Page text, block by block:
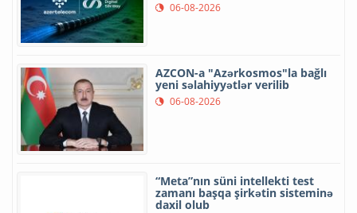
06-08-2026
AZCON-a "Azərkosmos"la bağlı
yeni səlahiyyətlər verilib
06-08-2026
“Meta”nın süni intellekti test
zamanı başqa şirkətin sisteminə
daxil olub